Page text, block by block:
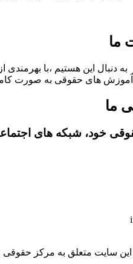
ما
دنبال این هستیم ،با
آموزش های حقوقی به صورت
ما
خود، شبکه های
سایت متعلق به مرکز حقوقی